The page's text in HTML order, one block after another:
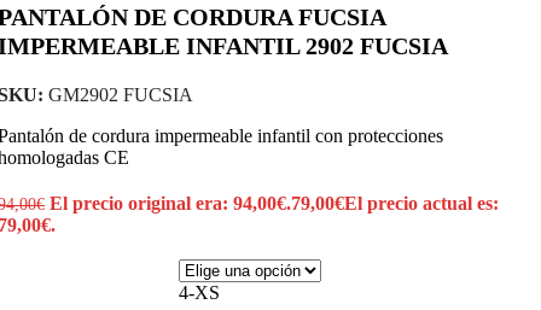
DE CORDURA FUCSIA
INFANTIL 2902 FUCSIA
GM2902 FUCSIA
de cordura impermeable infantil con protecciones
CE
€ El precio original era: 94,00€.79,00€El precio actual es:
4-XS